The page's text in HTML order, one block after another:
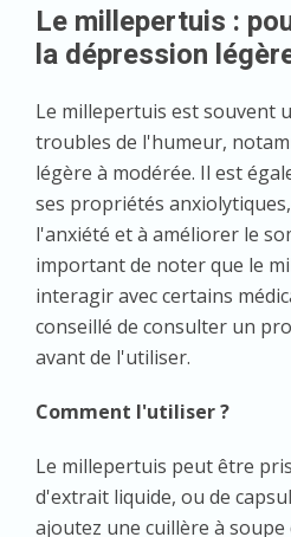
Le millepertuis :
la dépression
Le millepertuis est souvent
troubles de l'humeur,
légère à modérée. Il est
ses propriétés
l'anxiété et à améliorer le
important de noter que le
interagir avec certains
conseillé de consulter un
avant de l'utiliser.
Comment l'utiliser ?
Le millepertuis peut être
d'extrait liquide, ou de
ajoutez une cuillère à soupe